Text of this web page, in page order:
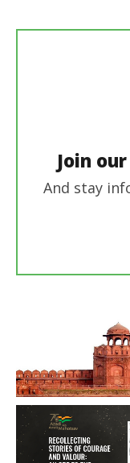
Join
And stay